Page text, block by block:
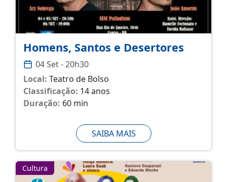
Homens, Santos e Desertores
04 Set - 20h30
Local: Teatro de Bolso
Classificação: 14 anos
Duração: 60 min
SAIBA MAIS
Cultura